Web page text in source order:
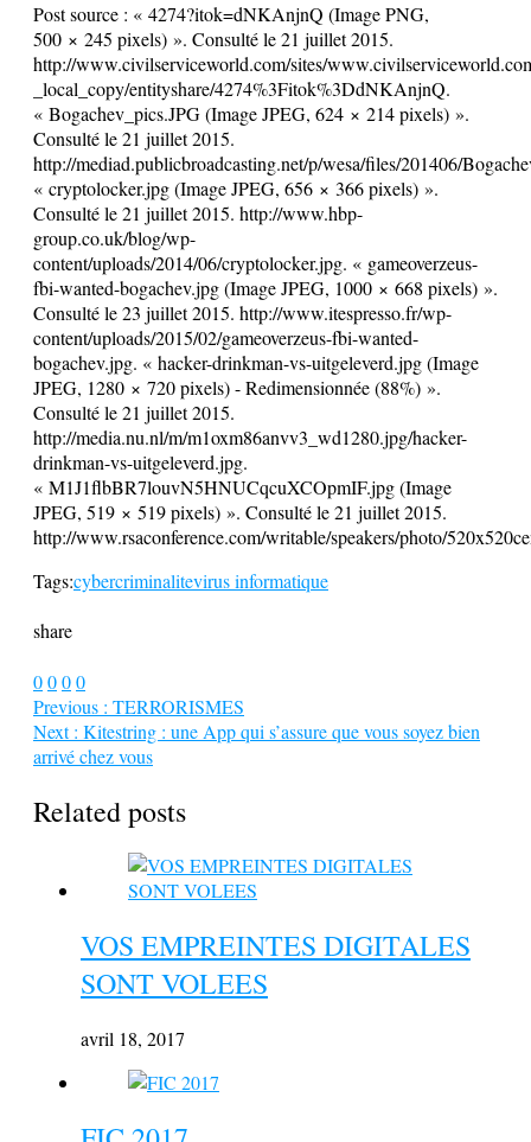
Post source : « 4274?itok=dNKAnjnQ (Image PNG,
500 × 245 pixels) ». Consulté le 21 juillet 2015.
http://www.civilserviceworld.com/sites/
_local_copy/entityshare/4274%3Fitok%3DdNKAnjnQ.
« Bogachev_pics.JPG (Image JPEG, 624 × 214 pixels) ».
Consulté le 21 juillet 2015.
http://mediad.publicbroadcasting.net/p/wesa/files/201406/
« cryptolocker.jpg (Image JPEG, 656 × 366 pixels) ».
Consulté le 21 juillet 2015. http://www.hbp-
group.co.uk/blog/wp-
content/uploads/2014/06/cryptolocker.jpg. « gameoverzeus-
fbi-wanted-bogachev.jpg (Image JPEG, 1000 × 668 pixels) ».
Consulté le 23 juillet 2015. http://www.itespresso.fr/wp-
content/uploads/2015/02/gameoverzeus-fbi-wanted-
bogachev.jpg. « hacker-drinkman-vs-uitgeleverd.jpg (Image
JPEG, 1280 × 720 pixels) - Redimensionnée (88%) ».
Consulté le 21 juillet 2015.
http://media.nu.nl/m/m1oxm86anvv3_wd1280.jpg/hacker-
drinkman-vs-uitgeleverd.jpg.
« M1J1flbBR7louvN5HNUCqcuXCOpmIF.jpg (Image
JPEG, 519 × 519 pixels) ». Consulté le 21 juillet 2015.
http://www.rsaconference.com/writable/speakers/photo/
Tags:cybercriminalitevirus informatique
share
0000
Previous : TERRORISMES
Next : Kitestring : une App qui s’assure que vous soyez bien
arrivé chez vous
Related posts
VOS EMPREINTES DIGITALES
SONT VOLEES
avril 18, 2017